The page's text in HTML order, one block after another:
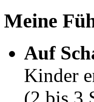
Meine
Auf
Kinder